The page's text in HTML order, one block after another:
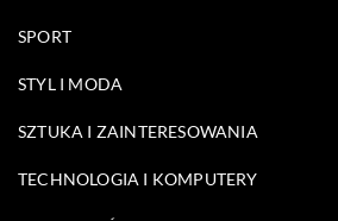
SPORT
STYL I MODA
SZTUKA I ZAINTERESOWANIA
TECHNOLOGIA I KOMPUTERY